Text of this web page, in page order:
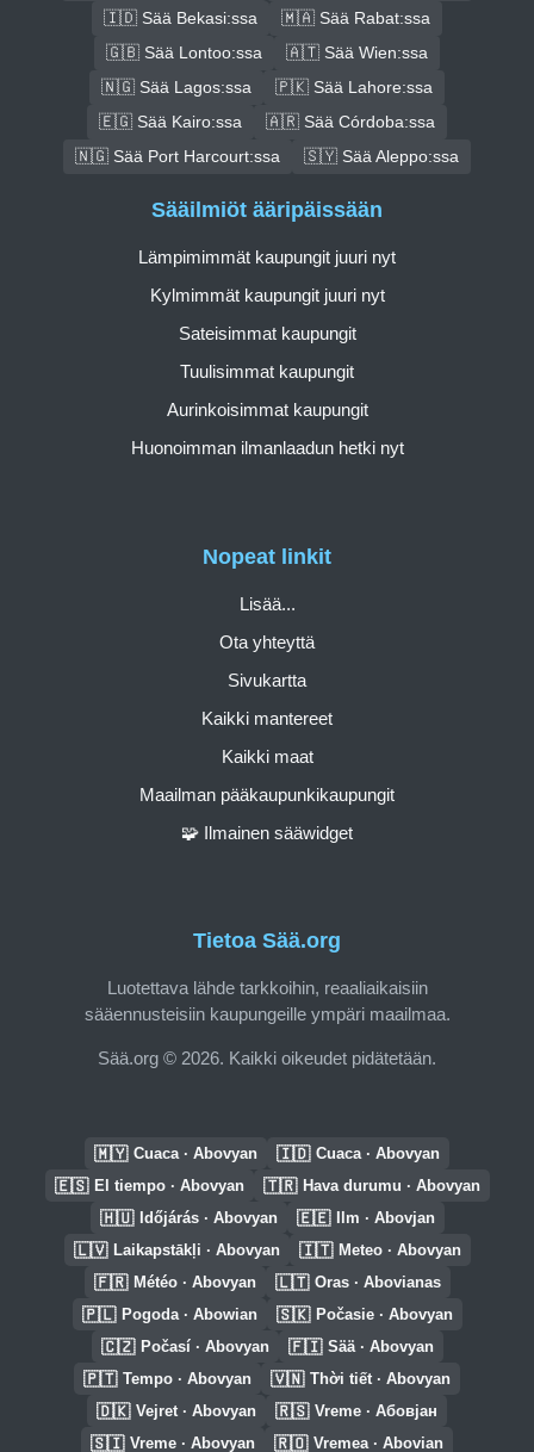
🇮🇩 Sää Bekasi:ssa
🇲🇦 Sää Rabat:ssa
🇬🇧 Sää Lontoo:ssa
🇦🇹 Sää Wien:ssa
🇳🇬 Sää Lagos:ssa
🇵🇰 Sää Lahore:ssa
🇪🇬 Sää Kairo:ssa
🇦🇷 Sää Córdoba:ssa
🇳🇬 Sää Port Harcourt:ssa
🇸🇾 Sää Aleppo:ssa
Tietoa Sää.org
Luotettava lähde tarkkoihin, reaaliaikaisiin
sääennusteisiin kaupungeille ympäri maailmaa.
Sää.org © 2026. Kaikki oikeudet pidätetään.
Nopeat linkit
Lisää...
Ota yhteyttä
Sivukartta
Kaikki mantereet
Kaikki maat
Maailman pääkaupunkikaupungit
🧩 Ilmainen sääwidget
Sääilmiöt ääripäissään
Lämpimimmät kaupungit juuri nyt
Kylmimmät kaupungit juuri nyt
Sateisimmat kaupungit
Tuulisimmat kaupungit
Aurinkoisimmat kaupungit
Huonoimman ilmanlaadun hetki nyt
🇲🇾 Cuaca · Abovyan 🇮🇩 Cuaca · Abovyan
🇪🇸 El tiempo · Abovyan 🇹🇷 Hava durumu · Abovyan
🇭🇺 Időjárás · Abovyan 🇪🇪 Ilm · Abovjan
🇱🇻 Laikapstākļi · Abovyan 🇮🇹 Meteo · Abovyan
🇫🇷 Météo · Abovyan 🇱🇹 Oras · Abovianas
🇵🇱 Pogoda · Abowian 🇸🇰 Počasie · Abovyan
🇨🇿 Počasí · Abovyan 🇫🇮 Sää · Abovyan
🇵🇹 Tempo · Abovyan 🇻🇳 Thời tiết · Abovyan
🇩🇰 Vejret · Abovyan 🇷🇸 Vreme · Абовјан
🇸🇮 Vreme · Abovyan 🇷🇴 Vremea · Abovian